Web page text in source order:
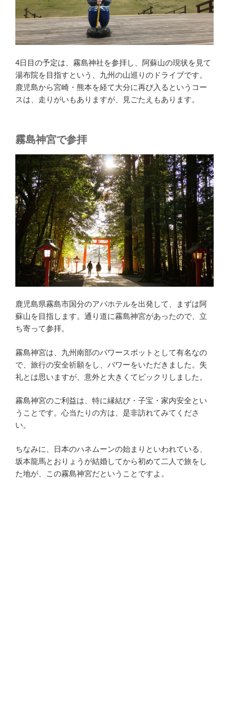
4日目の予定は、霧島神社を参拝し、阿蘇山の現状を見て
湯布院を目指すという、九州の山巡りのドライブです。
鹿児島から宮崎・熊本を経て大分に再び入るというコー
スは、走りがいもありますが、見ごたえもあります。
霧島神宮で参拝
鹿児島県霧島市国分のアパホテルを出発して、まずは阿
蘇山を目指します。通り道に霧島神宮があったので、立
ち寄って参拝。
霧島神宮は、九州南部のパワースポットとして有名なの
で、旅行の安全祈願をし、パワーをいただきました。失
礼とは思いますが、意外と大きくてビックリしました。
霧島神宮のご利益は、特に縁結び・子宝・家内安全とい
うことです。心当たりの方は、是非訪れてみてくださ
い。
ちなみに、日本のハネムーンの始まりといわれている、
坂本龍馬とおりょうが結婚してから初めて二人で旅をし
た地が、この霧島神宮だということですよ。